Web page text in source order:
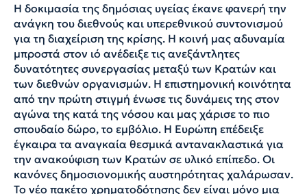
Η δοκιμασία της δημόσιας υγείας έκανε φανερή την
ανάγκη του διεθνούς και υπερεθνικού συντονισμού
για τη διαχείριση της κρίσης. Η κοινή μας αδυναμία
μπροστά στον ιό ανέδειξε τις ανεξάντλητες
δυνατότητες συνεργασίας μεταξύ των Κρατών και
των διεθνών οργανισμών. Η επιστημονική κοινότητα
από την πρώτη στιγμή ένωσε τις δυνάμεις της στον
αγώνα της κατά της νόσου και μας χάρισε το πιο
σπουδαίο δώρο, το εμβόλιο. Η Ευρώπη επέδειξε
έγκαιρα τα αναγκαία θεσμικά αντανακλαστικά για
την ανακούφιση των Κρατών σε υλικό επίπεδο. Οι
κανόνες δημοσιονομικής αυστηρότητας χαλάρωσαν.
Το νέο πακέτο χρηματοδότησης δεν είναι μόνο μια